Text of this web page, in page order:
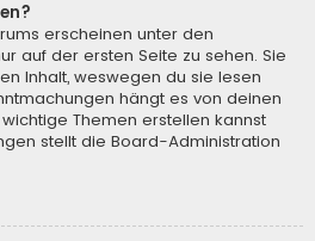
erscheinen unter den
auf der ersten Seite zu sehen. Sie
Inhalt, weswegen du sie lesen
hängt es von deinen
Themen erstellen kannst
stellt die Board-Administration